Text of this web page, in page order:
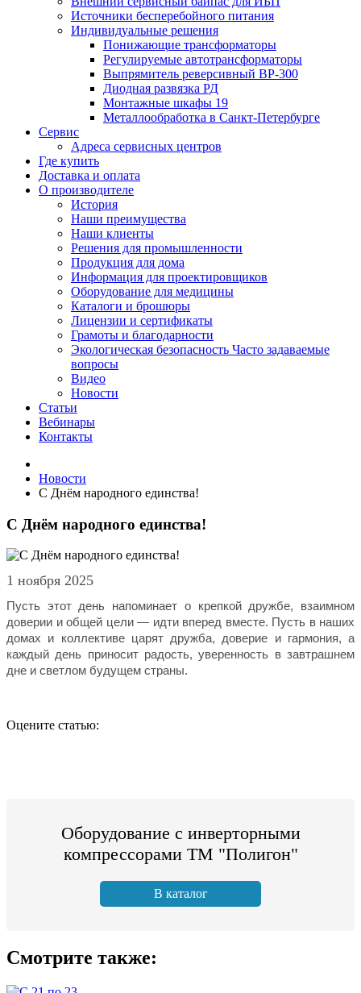
Источники бесперебойного питания
Индивидуальные решения
Понижающие трансформаторы
Регулируемые автотрансформаторы
Выпрямитель реверсивный ВР-300
Диодная развязка РД
Монтажные шкафы 19
Металлообработка в Санкт-Петербурге
Сервис
Адреса сервисных центров
Где купить
Доставка и оплата
О производителе
История
Наши преимущества
Наши клиенты
Решения для промышленности
Продукция для дома
Информация для проектировщиков
Оборудование для медицины
Каталоги и брошюры
Лицензии и сертификаты
Грамоты и благодарности
Экологическая безопасность Часто задаваемые
вопросы
Видео
Новости
Статьи
Вебинары
Контакты
Новости
С Днём народного единства!
С Днём народного единства!
1 ноября 2025
Пусть этот день напоминает о крепкой дружбе, взаимном
доверии и общей цели — идти вперед вместе. Пусть в наших
домах и коллективе царят дружба, доверие и гармония, а
каждый день приносит радость, уверенность в завтрашнем
дне и светлом будущем страны.
Оцените статью:
Оборудование с инверторными
компрессорами ТМ "Полигон"
В каталог
Смотрите также: